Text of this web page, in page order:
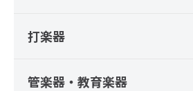
打楽器
管楽器・教育楽器